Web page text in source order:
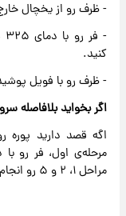
- ظرف رو از یخچال خارج کرده و ۳۰ دقیقه در
کنید.
- ظرف رو با فویل پوشیده، به مدت ۵۰
اگر بخواید بلافاصله
اگه قصد دارید پوره
مراحل ۱، ۲ و ۵ رو انجام بدید.